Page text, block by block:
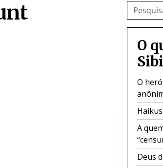
O
O
A
Deus